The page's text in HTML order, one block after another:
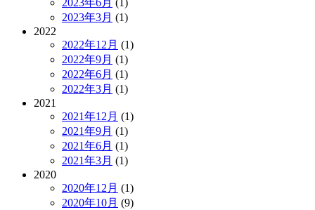
2023年6月 (1)
2023年3月 (1)
2022
2022年12月 (1)
2022年9月 (1)
2022年6月 (1)
2022年3月 (1)
2021
2021年12月 (1)
2021年9月 (1)
2021年6月 (1)
2021年3月 (1)
2020
2020年12月 (1)
2020年10月 (9)